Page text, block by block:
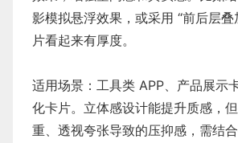
影模拟悬浮效果，或采用 “前后层叠
片看起来有厚度。
适用场景：工具类 APP、产品展示
化卡片。立体感设计能提升质感，
重、透视夸张导致的压抑感，需结